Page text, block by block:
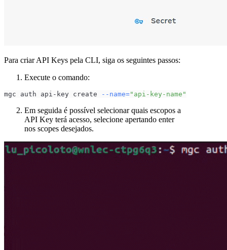
Para criar API Keys pela CLI, siga os seguintes passos:
Execute o comando:
mgc auth api-key create --name="api-key-name"
Em seguida é possível selecionar quais escopos a
API Key terá acesso, selecione apertando enter
nos scopes desejados.